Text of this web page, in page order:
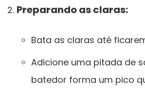
Preparando as claras:
Bata as claras até
Adicione uma pitada de
batedor forma um pico